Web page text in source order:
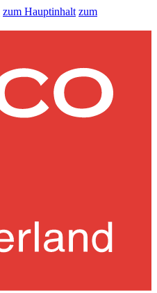
zum Hauptinhalt zum